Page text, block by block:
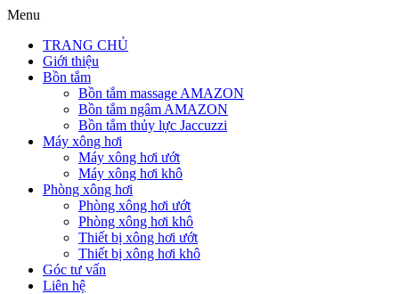
Menu
TRANG CHỦ
Giới thiệu
Bồn tắm
Bồn tắm massage AMAZON
Bồn tắm ngâm AMAZON
Bồn tắm thủy lực Jaccuzzi
Máy xông hơi
Máy xông hơi ướt
Máy xông hơi khô
Phòng xông hơi
Phòng xông hơi ướt
Phòng xông hơi khô
Thiết bị xông hơi ướt
Thiết bị xông hơi khô
Góc tư vấn
Liên hệ